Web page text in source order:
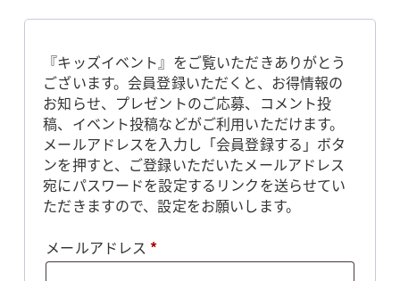
『キッズイベント』をご覧いただきありがとう
ございます。会員登録いただくと、お得情報の
お知らせ、プレゼントのご応募、コメント投
稿、イベント投稿などがご利用いただけます。
メールアドレスを入力し「会員登録する」ボタ
ンを押すと、ご登録いただいたメールアドレス
宛にパスワードを設定するリンクを送らせてい
ただきますので、設定をお願いします。
メールアドレス *必